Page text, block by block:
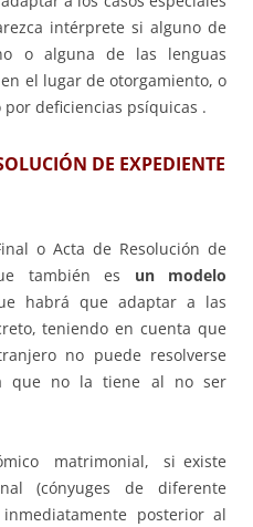
intérprete si alguno de
o alguna de las lenguas
el lugar de otorgamiento, o
deficiencias psíquicas .
DE EXPEDIENTE
o Acta de Resolución de
también es un modelo
habrá que adaptar a las
teniendo en cuenta que
no puede resolverse
que no la tiene al no ser
matrimonial, si existe
(cónyuges de diferente
posterior al